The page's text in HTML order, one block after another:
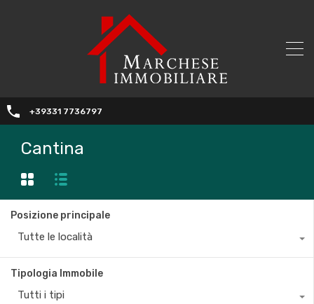
+39331 7736797
Cantina
Posizione principale
Tutte le località
Tipologia Immobile
Tutti i tipi